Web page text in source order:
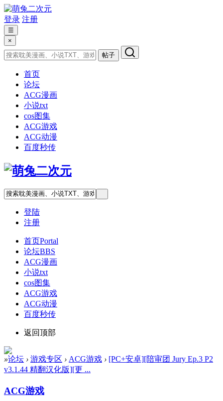
登录 注册
☰
×
帖子
首页
论坛
ACG漫画
小说txt
cos图集
ACG游戏
ACG动漫
百度秒传
登陆
注册
首页Portal
论坛BBS
ACG漫画
小说txt
cos图集
ACG游戏
ACG动漫
百度秒传
返回顶部
»论坛 › 游戏专区 › ACG游戏 › [PC+安卓][陪审团 Jury Ep.3 P2
v3.1.44 精翻汉化版][更 ...
ACG游戏